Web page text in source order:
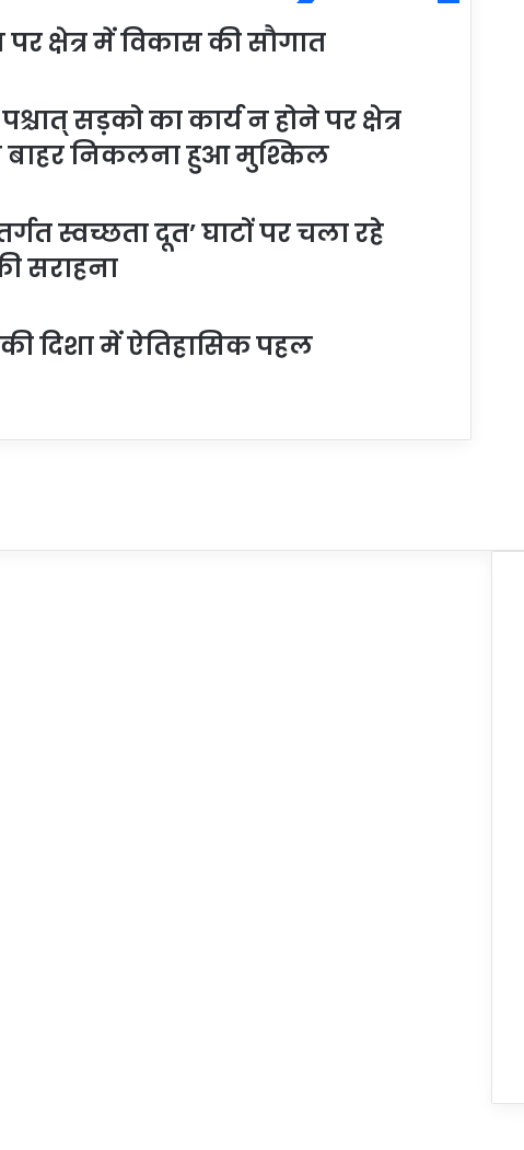
क्षेत्र में विकास की सौगात
सड़को का कार्य न होने पर क्षेत्र
बाहर निकलना हुआ मुश्किल
स्वच्छता दूत’ घाटों पर चला रहे
सराहना
दिशा में ऐतिहासिक पहल